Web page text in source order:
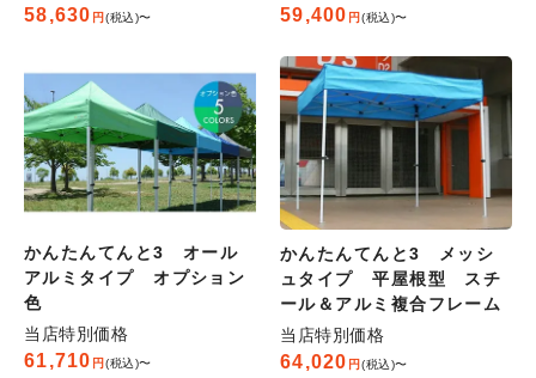
58,630 税込 〜 59,400 税込 〜
かんたんてんと3 オール
アルミタイプ オプション
色
当店特別価格
61,710 税込 〜
かんたんてんと3 メッシ
ュタイプ 平屋根型 スチ
ール＆アルミ複合フレーム
当店特別価格
64,020 税込 〜